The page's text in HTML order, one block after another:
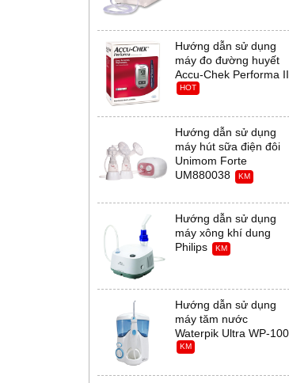
Hướng dẫn sử dụng
máy đo đường huyết
Accu-Chek Performa II
HOT
Hướng dẫn sử dụng
máy hút sữa điện đôi
Unimom Forte
UM880038
KM
Hướng dẫn sử dụng
máy xông khí dung
Philips
KM
Hướng dẫn sử dụng
máy tăm nước
Waterpik Ultra WP-100
KM